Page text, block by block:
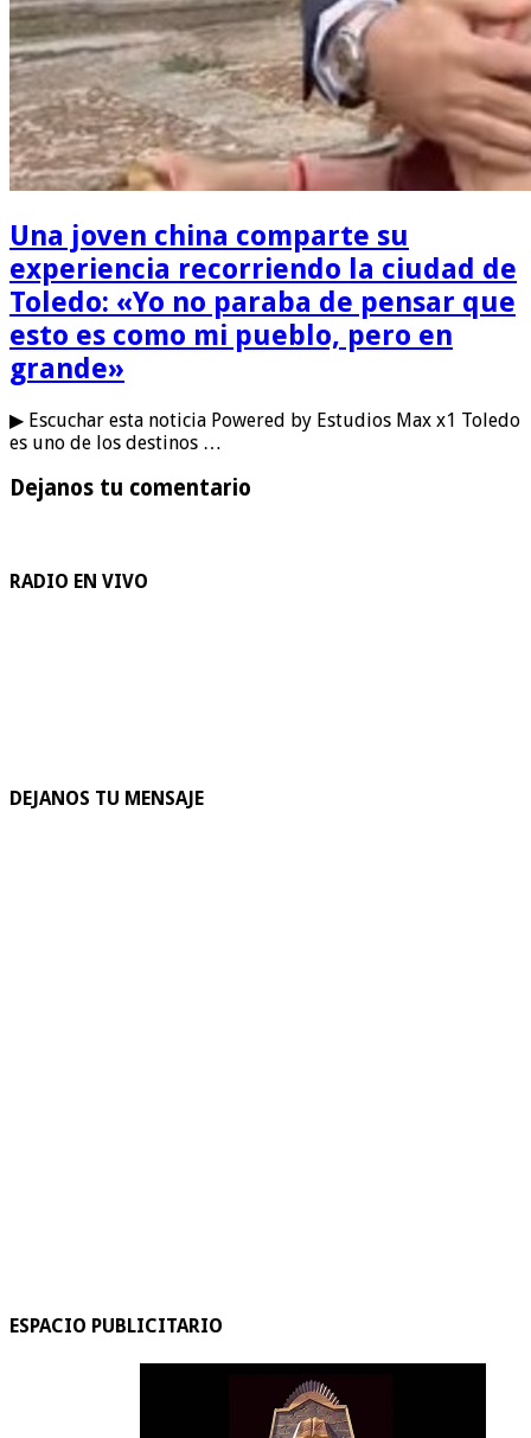
Una joven china comparte su
experiencia recorriendo la ciudad de
Toledo: «Yo no paraba de pensar que
esto es como mi pueblo, pero en
grande»
▶ Escuchar esta noticia Powered by Estudios Max x1 Toledo
es uno de los destinos …
Dejanos tu comentario
RADIO EN VIVO
DEJANOS TU MENSAJE
ESPACIO PUBLICITARIO